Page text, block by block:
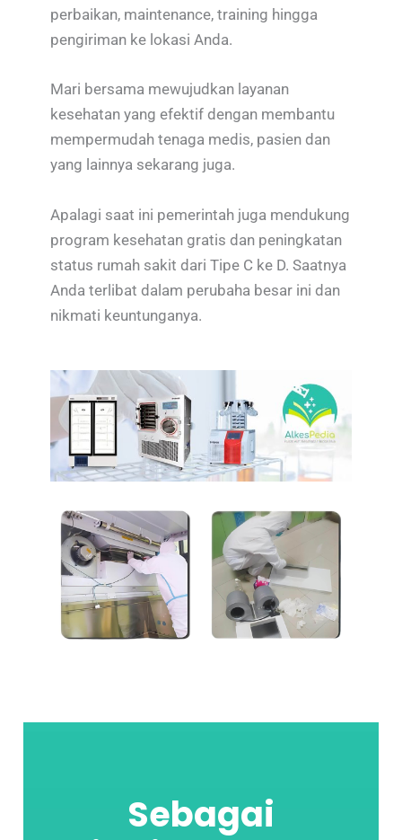
perbaikan, maintenance, training hingga
pengiriman ke lokasi Anda.
Mari bersama mewujudkan layanan
kesehatan yang efektif dengan membantu
mempermudah tenaga medis, pasien dan
yang lainnya sekarang juga.
Apalagi saat ini pemerintah juga mendukung
program kesehatan gratis dan peningkatan
status rumah sakit dari Tipe C ke D. Saatnya
Anda terlibat dalam perubaha besar ini dan
nikmati keuntunganya.
Sebagai